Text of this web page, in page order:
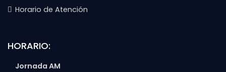
Horario de Atención
HORARIO:
Jornada AM